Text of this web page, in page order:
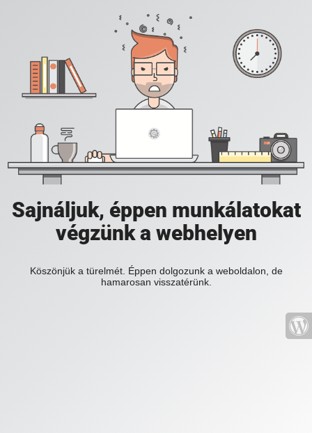
Sajnáljuk, éppen munkálatokat
végzünk a webhelyen
Köszönjük a türelmét. Éppen dolgozunk a weboldalon, de
hamarosan visszatérünk.